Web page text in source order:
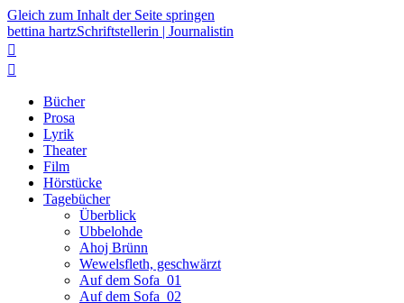
Gleich zum Inhalt der Seite springen
bettina hartzSchriftstellerin | Journalistin


Bücher
Prosa
Lyrik
Theater
Film
Hörstücke
Tagebücher
Überblick
Ubbelohde
Ahoj Brünn
Wewelsfleth, geschwärzt
Auf dem Sofa_01
Auf dem Sofa_02